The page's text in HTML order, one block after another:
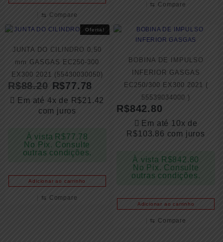
⇆ Compare
⇆ Compare
Oferta!
JUNTA DO CILINDRO 0,50
mm GASGAS EC250-300
EX300 2021 (55430030050)
R$88.20 R$77.78
Em até 4x de R$21.42
com juros
À vista R$77.78
No Pix. Consulte
outras condições.
Adicionar ao carrinho
⇆ Compare
BOBINA DE IMPULSO
INFERIOR GASGAS
EC250/300 EX300 2021 (
55539034000 )
R$842.80
Em até 10x de
R$103.86 com juros
À vista R$842.80
No Pix. Consulte
outras condições.
Adicionar ao carrinho
⇆ Compare